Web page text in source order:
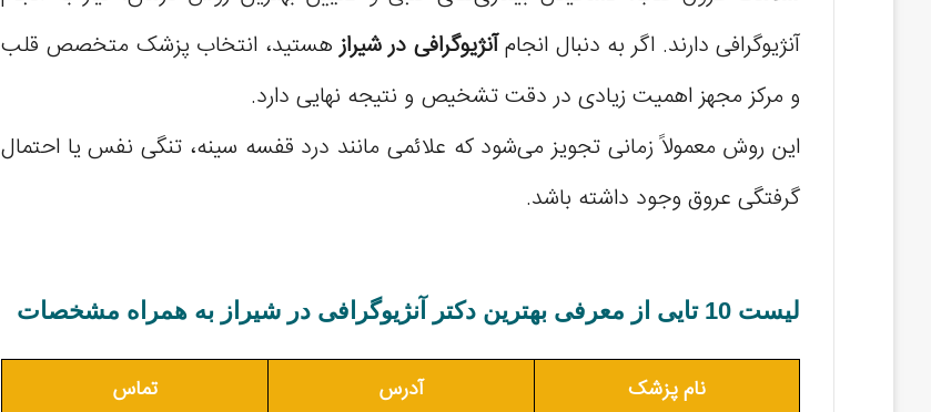
آنژیوگرافی دارند. اگر به دنبال انجامآنژیوگرافی در شیرازهستید، انتخاب پزشک متخصص قلب
و مرکز مجهز اهمیت زیادی در دقت تشخیص و نتیجه نهایی دارد.
این روش معمولاً زمانی تجویز می‌شود که علائمی مانند درد قفسه سینه، تنگی نفس یا احتمال
گرفتگی عروق وجود داشته باشد.
لیست 10 تایی از معرفی بهترین دکتر آنژیوگرافی در شیراز به همراه مشخصات
نام پزشک آدرس تماس